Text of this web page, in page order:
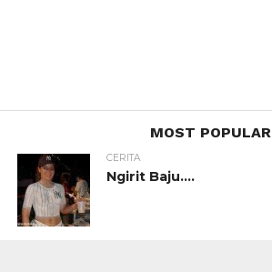
MOST POPULAR
CERITA
Ngirit Baju….